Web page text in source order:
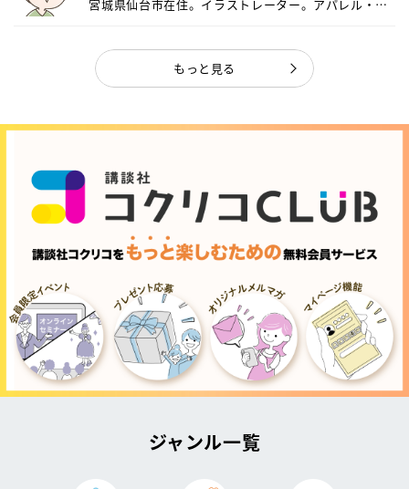
宮城県仙台市在住。イラストレーター。アパレル・キ
もっと見る
ジャンル一覧